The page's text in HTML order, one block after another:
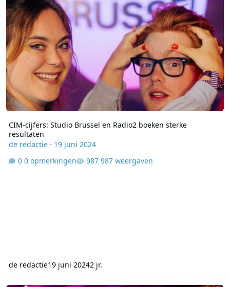
CIM-cijfers: Studio Brussel en Radio2 boeken sterke
resultaten
de redactie· 19 juni 2024
0 opmerkingen
987 weergaven
de redactie19 juni 20242 jr.
CIM-cijfers tonen groei voor Studio Brussel en sterke resultaten